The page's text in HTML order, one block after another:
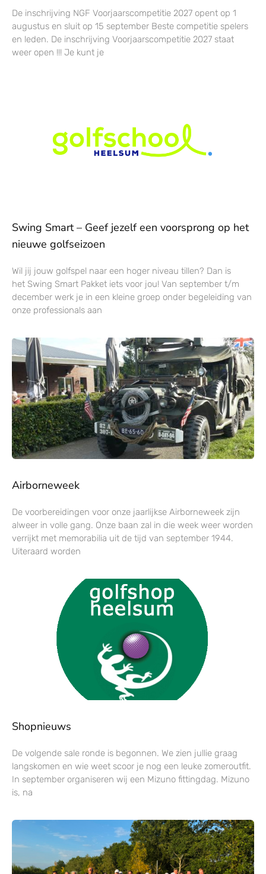
De inschrijving NGF Voorjaarscompetitie 2027 opent op 1
augustus en sluit op 15 september Beste competitie spelers
en leden. De inschrijving Voorjaarscompetitie 2027 staat
weer open !!! Je kunt je
Swing Smart – Geef jezelf een voorsprong op het
nieuwe golfseizoen
Wil jij jouw golfspel naar een hoger niveau tillen? Dan is
het Swing Smart Pakket iets voor jou! Van september t/m
december werk je in een kleine groep onder begeleiding van
onze professionals aan
Airborneweek
De voorbereidingen voor onze jaarlijkse Airborneweek zijn
alweer in volle gang. Onze baan zal in die week weer worden
verrijkt met memorabilia uit de tijd van september 1944.
Uiteraard worden
Shopnieuws
De volgende sale ronde is begonnen. We zien jullie graag
langskomen en wie weet scoor je nog een leuke zomeroutfit.
In september organiseren wij een Mizuno fittingdag. Mizuno
is, na